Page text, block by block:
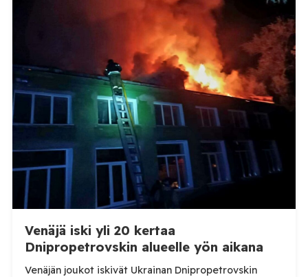
eläinlääkintäviranomaisille. Ruokavirasto kertoi Posi
TV:lle tarkempia tietoja Suomen ensimmäisestä
afrikkalaisen sikaruton tapauksesta sekä
eläintautitietojen vaihdosta […]
Venäjä iski yli 20 kertaa
Dnipropetrovskin alueelle yön aikana
Venäjän joukot iskivät Ukrainan Dnipropetrovskin